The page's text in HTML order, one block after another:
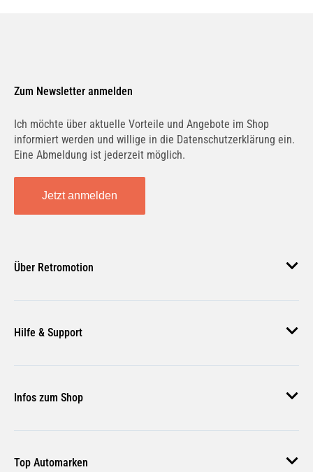
Zum Newsletter anmelden
Ich möchte über aktuelle Vorteile und Angebote im Shop
informiert werden und willige in die Datenschutzerklärung ein.
Eine Abmeldung ist jederzeit möglich.
Jetzt anmelden
Über Retromotion
Unsere Jobs
Magazin
Hilfe & Support
Zahlungsmethoden
Versand & Lieferung
Rückgabe & Erstattung
Infos zum Shop
Top Automarken